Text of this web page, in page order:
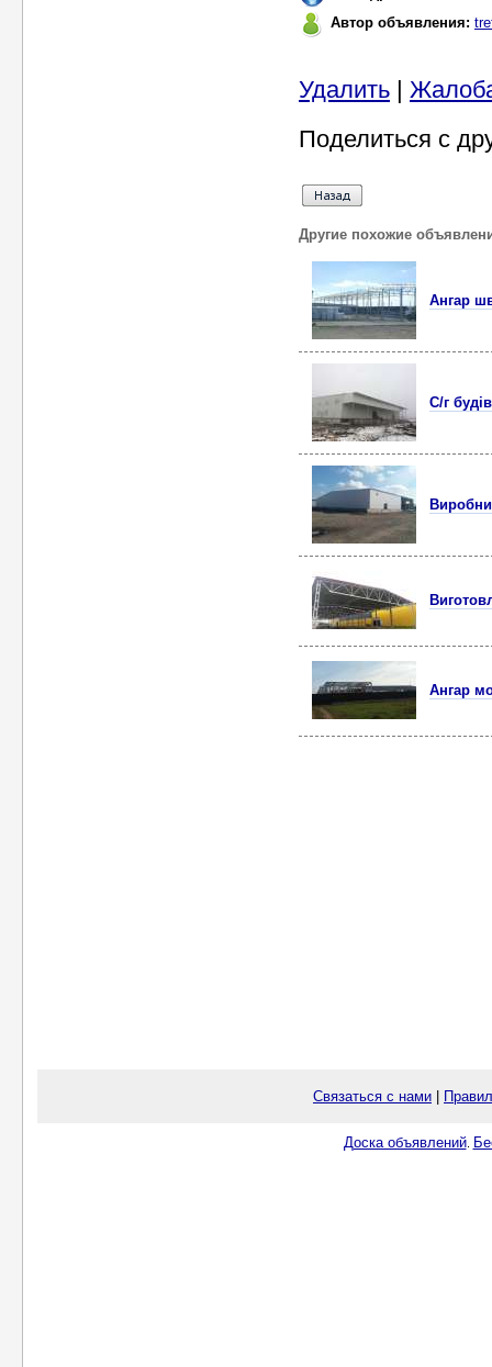
Автор объявления:
Удалить |
Поделиться с
Другие похожие
Ангар
С/г
Ангар
Связаться с нами
Доска объявлений.